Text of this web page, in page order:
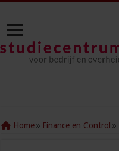
Home » Finance en Control »